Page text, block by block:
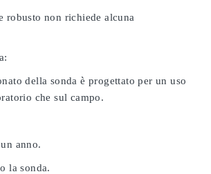
robusto non richiede alcuna
della sonda è progettato per un uso
che sul campo.
anno.
la sonda.